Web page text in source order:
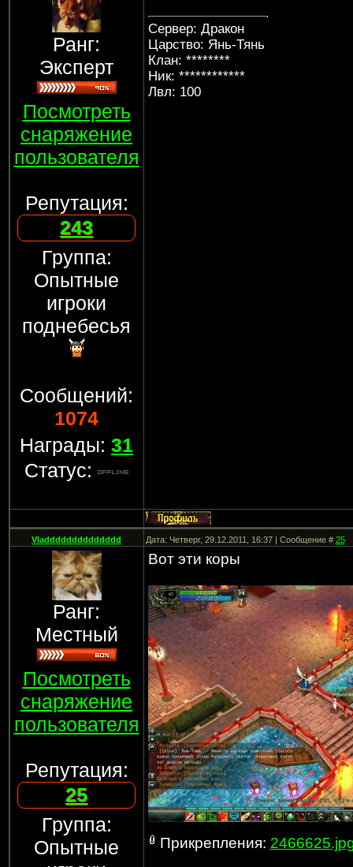
Ранг:
Эксперт
Посмотреть
снаряжение
пользователя
Репутация:
243
Группа:
Опытные
игроки
поднебесья
Сообщений:
1074
Награды: 31
Статус:
Сервер: Дракон
Царство: Янь-Тянь
Клан: ********
Ник: ************
Лвл: 100
Vladddddddddddddd Дата: Четверг, 29.12.2011, 16:37 | Сообщение #25
Ранг:
Местный
Посмотреть
снаряжение
пользователя
Репутация:
25
Группа:
Опытные
Вот эти коры
Прикрепления: